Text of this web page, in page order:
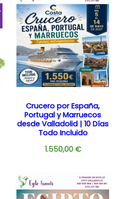
Crucero por España,
Portugal y Marruecos
desde Valladolid | 10 Días
Todo Incluido
1.550,00 €